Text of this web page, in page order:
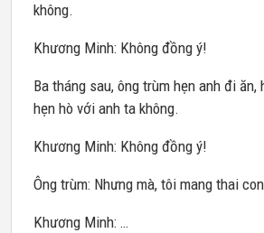
không.
Khương Minh: Không đồng ý!
Ba tháng sau, ông trùm hẹn anh đi
hẹn hò với anh ta không.
Khương Minh: Không đồng ý!
Ông trùm: Nhưng mà, tôi mang thai
Khương Minh: …